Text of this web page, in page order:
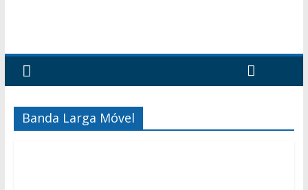
Banda Larga Móvel